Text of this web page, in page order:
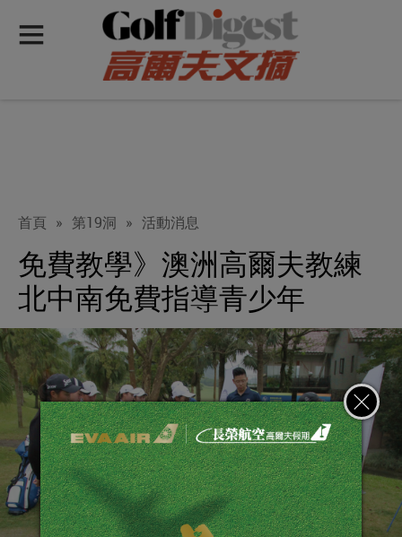
首頁 » 第19洞 » 活動消息
免費教學》澳洲高爾夫教練
北中南免費指導青少年